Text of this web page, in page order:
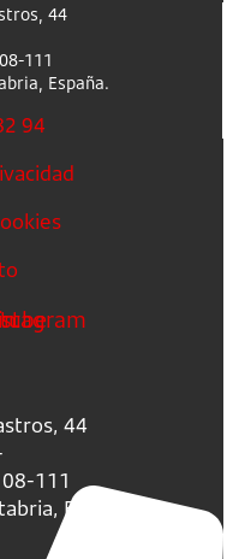
44
111
España.
94
44
111
España.